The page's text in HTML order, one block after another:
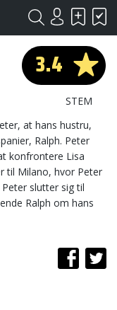
3.4
STEM
at hans hustru,
Ralph. Peter
konfrontere Lisa
til Milano, hvor Peter
slutter sig til
Ralph om hans